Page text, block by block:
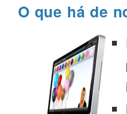
O que há de